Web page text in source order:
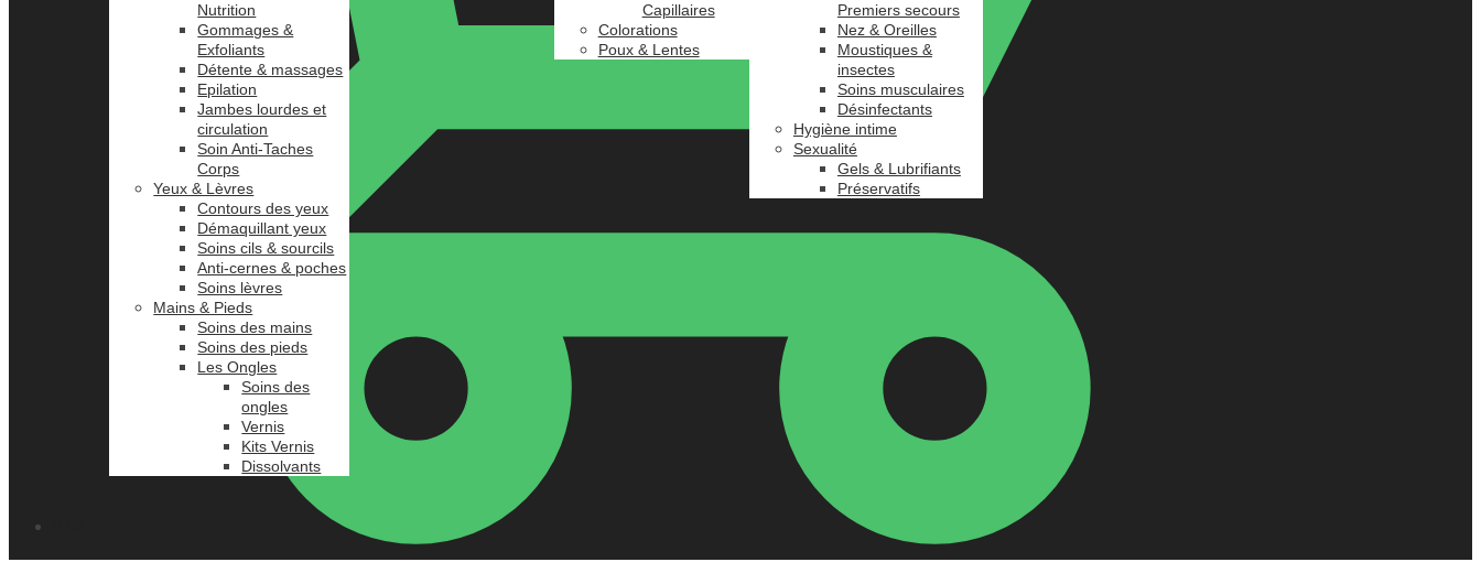
Nutrition
Gommages &
Exfoliants
Détente & massages
Epilation
Jambes lourdes et
circulation
Soin Anti-Taches
Corps
Yeux & Lèvres
Contours des yeux
Démaquillant yeux
Soins cils & sourcils
Anti-cernes & poches
Soins lèvres
Mains & Pieds
Soins des mains
Soins des pieds
Les Ongles
Soins des
ongles
Vernis
Kits Vernis
Dissolvants
Capillaires
Colorations
Poux & Lentes
Premiers secours
Nez & Oreilles
Moustiques &
insectes
Soins musculaires
Désinfectants
Hygiène intime
Sexualité
Gels & Lubrifiants
Préservatifs